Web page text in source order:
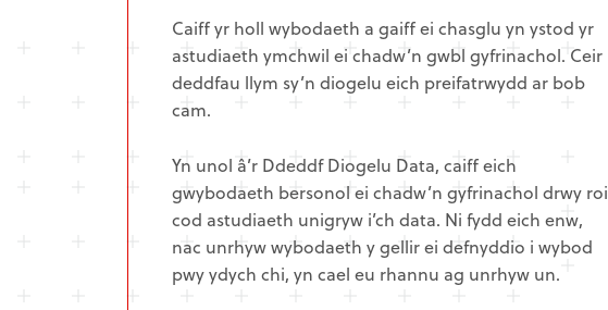
Caiff yr holl wybodaeth a gaiff ei chasglu yn ystod yr
astudiaeth ymchwil ei chadw’n gwbl gyfrinachol. Ceir
deddfau llym sy’n diogelu eich preifatrwydd ar bob
cam.
Yn unol â’r Ddeddf Diogelu Data, caiff eich
gwybodaeth bersonol ei chadw’n gyfrinachol drwy roi
cod astudiaeth unigryw i’ch data. Ni fydd eich enw,
nac unrhyw wybodaeth y gellir ei defnyddio i wybod
pwy ydych chi, yn cael eu rhannu ag unrhyw un.